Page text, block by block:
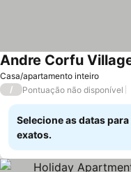
Casa/apartamento inteiro
Andre Corfu
/ Pontuação não disponível
Selecione as datas
exatos.